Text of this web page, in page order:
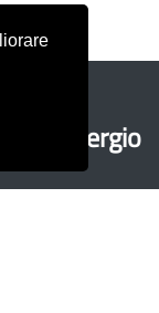
da
Sergio